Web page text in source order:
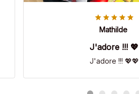
Mathilde
J'adore !!! 💖
J'adore !!! 💖💖